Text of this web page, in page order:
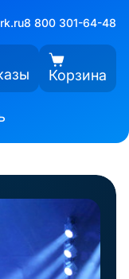
8 800 301-64-48
Корзина